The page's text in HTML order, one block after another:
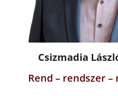
Csizmadia
Rend – rendszer